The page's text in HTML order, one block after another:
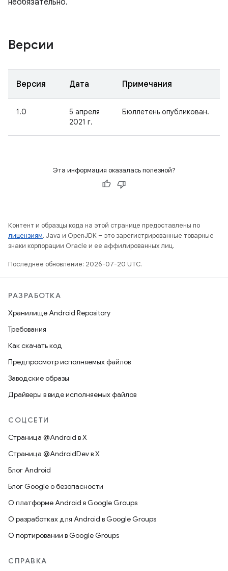
необязательно.
Версии
Версия Дата Примечания
1.0
5 апреля
2021 г.
Бюллетень опубликован.
Эта информация оказалась полезной?
Контент и образцы кода на этой странице предоставлены по
лицензиям. Java и OpenJDK – это зарегистрированные товарные
знаки корпорации Oracle и ее аффилированных лиц.
Последнее обновление: 2026-07-20 UTC.
РАЗРАБОТКА
Хранилище Android Repository
Требования
Как скачать код
Предпросмотр исполняемых файлов
Заводские образы
Драйверы в виде исполняемых файлов
СОЦСЕТИ
Страница @Android в X
Страница @AndroidDev в X
Блог Android
Блог Google о безопасности
О платформе Android в Google Groups
О разработках для Android в Google Groups
О портировании в Google Groups
СПРАВКА